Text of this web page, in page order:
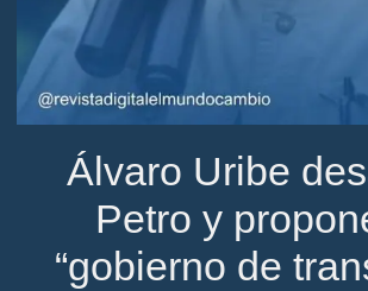
Álvaro Uribe
Petro y
“gobierno de